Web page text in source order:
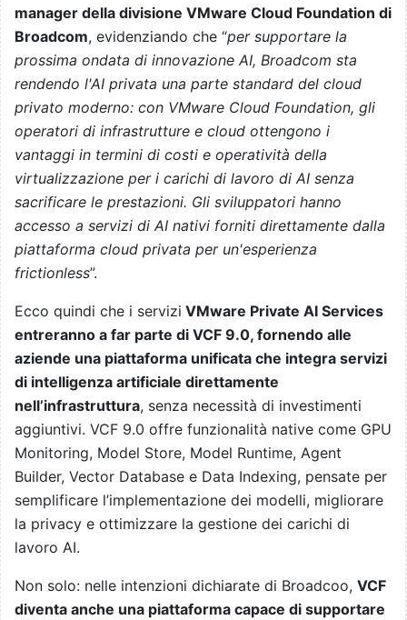
manager della divisione VMware Cloud Foundation di
Broadcom, evidenziando che “per supportare la
prossima ondata di innovazione AI, Broadcom sta
rendendo l'AI privata una parte standard del cloud
privato moderno: con VMware Cloud Foundation, gli
operatori di infrastrutture e cloud ottengono i
vantaggi in termini di costi e operatività della
virtualizzazione per i carichi di lavoro di AI senza
sacrificare le prestazioni. Gli sviluppatori hanno
accesso a servizi di AI nativi forniti direttamente dalla
piattaforma cloud privata per un'esperienza
frictionless”.
Ecco quindi che i servizi VMware Private AI Services
entreranno a far parte di VCF 9.0, fornendo alle
aziende una piattaforma unificata che integra servizi
di intelligenza artificiale direttamente
nell’infrastruttura, senza necessità di investimenti
aggiuntivi. VCF 9.0 offre funzionalità native come GPU
Monitoring, Model Store, Model Runtime, Agent
Builder, Vector Database e Data Indexing, pensate per
semplificare l’implementazione dei modelli, migliorare
la privacy e ottimizzare la gestione dei carichi di
lavoro AI.
Non solo: nelle intenzioni dichiarate di Broadcoo, VCF
diventa anche una piattaforma capace di supportare